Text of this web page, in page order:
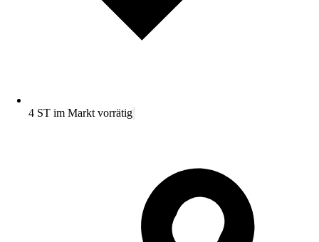
4 ST im Markt vorrätig